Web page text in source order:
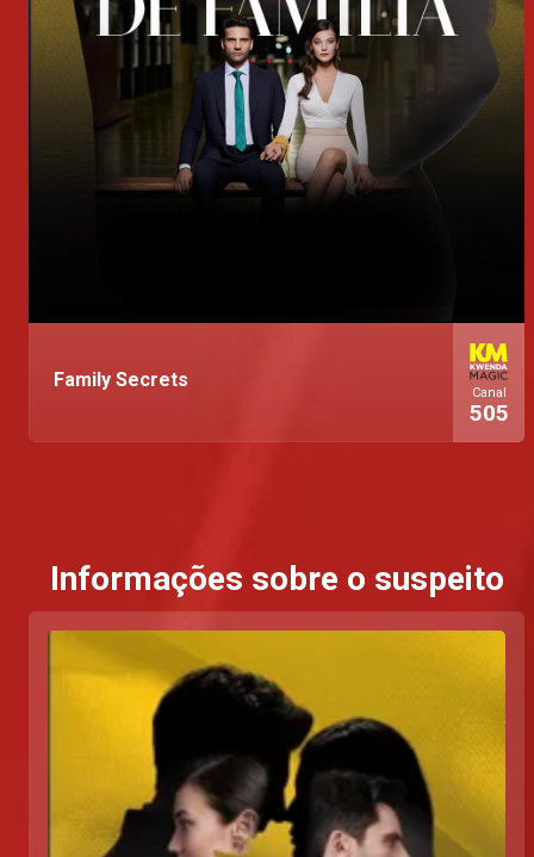
Family Secrets
Canal
505
Informações sobre o suspeito